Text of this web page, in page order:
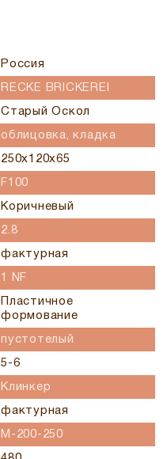
Россия
RECKE BRICKEREI
Старый Оскол
облицовка, кладка
250х120х65
F100
Коричневый
2.8
фактурная
1 NF
Пластичное
формование
пустотелый
5-6
Клинкер
фактурная
М-200-250